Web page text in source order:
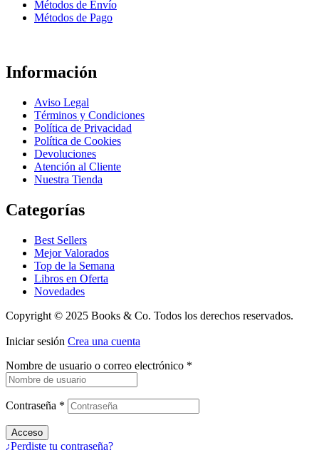
Métodos de Envío
Métodos de Pago
Información
Aviso Legal
Términos y Condiciones
Política de Privacidad
Política de Cookies
Devoluciones
Atención al Cliente
Nuestra Tienda
Categorías
Best Sellers
Mejor Valorados
Top de la Semana
Libros en Oferta
Novedades
Copyright © 2025 Books & Co. Todos los derechos reservados.
Iniciar sesión Crea una cuenta
Nombre de usuario o correo electrónico *
Contraseña *
Acceso
¿Perdiste tu contraseña?